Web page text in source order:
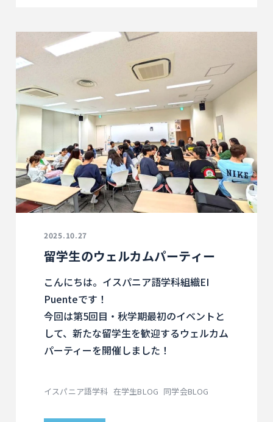
2025.10.27
留学生のウェルカムパーティー
こんにちは。イスパニア語学科組織EI
Puenteです！
今回は第5回目・秋学期最初のイベントと
して、新たな留学生を歓迎するウェルカム
パーティーを開催しました！
イスパニア語学科 在学生BLOG 同学会BLOG